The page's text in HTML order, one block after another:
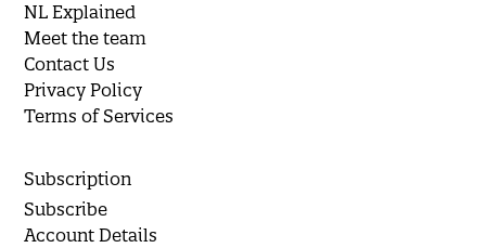
NL Explained
Meet the team
Contact Us
Privacy Policy
Terms of Services
Subscription
Subscribe
Account Details